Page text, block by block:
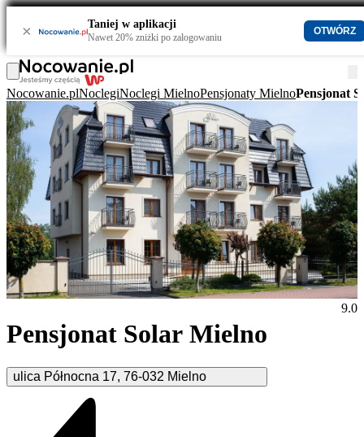
× Taniej w aplikacji
Nawet 20% zniżki po zalogowaniu
OTWÓRZ
Nocowanie.plNoclegiNoclegi MielnoPensjonaty MielnoPensjonat
Pensjonat Solar Mielno
ulica Północna 17, 76-032 Mielno
9.0